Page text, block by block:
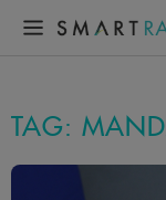
TAG: